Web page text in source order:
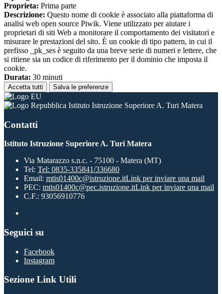
Proprieta: Prima parte
Descrizione: Questo nome di cookie è associato alla piattaforma di
analisi web open source Piwik. Viene utilizzato per aiutare i
proprietari di siti Web a monitorare il comportamento dei visitatori e
misurare le prestazioni del sito. È un cookie di tipo pattern, in cui il
prefisso _pk_ses è seguito da una breve serie di numeri e lettere, che
si ritiene sia un codice di riferimento per il dominio che imposta il
cookie.
Durata: 30 minuti
Accetta tutti Salva le preferenze
Istituto Istruzione Superiore A. Turi Matera
Contatti
Istituto Istruzione Superiore A. Turi Matera
Via Matarazzo s.n.c. - 75100 - Matera (MT)
Tel: Tel: 0835-335841/336680
Email: mtis01400c@istruzione.itLink per inviare una mail
PEC: mtis01400c@pec.istruzione.itLink per inviare una mail
C.F.: 93056910776
Seguici su
Facebook
Instagram
Sezione Link Utili